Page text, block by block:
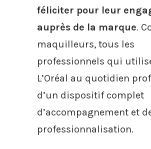
féliciter pour leur
auprès de la marque.
maquilleurs, tous les
professionnels qui
L’Oréal au quotidien
d’un dispositif complet
d’accompagnement et
professionnalisation.